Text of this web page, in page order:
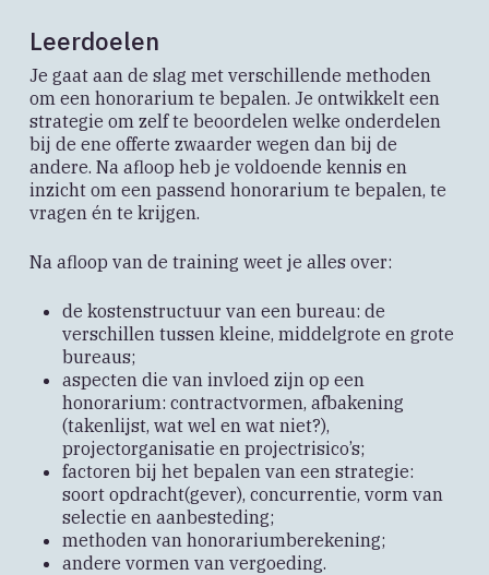
Leerdoelen
Je gaat aan de slag met verschillende methoden
om een honorarium te bepalen. Je ontwikkelt een
strategie om zelf te beoordelen welke onderdelen
bij de ene offerte zwaarder wegen dan bij de
andere. Na afloop heb je voldoende kennis en
inzicht om een passend honorarium te bepalen, te
vragen én te krijgen.
Na afloop van de training weet je alles over:
de kostenstructuur van een bureau: de
verschillen tussen kleine, middelgrote en grote
bureaus;
aspecten die van invloed zijn op een
honorarium: contractvormen, afbakening
(takenlijst, wat wel en wat niet?),
projectorganisatie en projectrisico’s;
factoren bij het bepalen van een strategie:
soort opdracht(gever), concurrentie, vorm van
selectie en aanbesteding;
methoden van honorariumberekening;
andere vormen van vergoeding.